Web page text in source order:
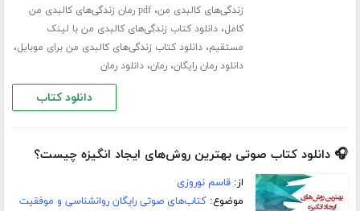
زندگی‌های کالبدی من،
pdf رمان زندگی‌های کالبدی من
کامل،دانلود کتاب زندگی‌های کالبدی من با لینک
مستقیم،دانلود کتاب زندگی‌های کالبدی من برای موبایل،
دانلود رمان رایگان،رمان،دانلود رمان
دانلود کتاب
🎧 دانلود کتاب صوتی بهترین روش‌های ایجاد انگیزه چیست؟
از:قاسم نوروزی
موضوع:کتاب‌های صوتی رایگان روانشناسی و موفقیت